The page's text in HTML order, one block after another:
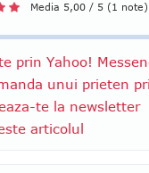
Media 5,00 / 5 (1 note)
prin Yahoo!
unui prieten
te la newsletter
articolul